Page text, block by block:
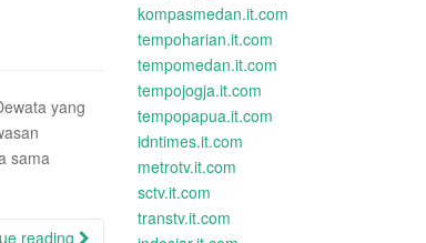
yang
sama
reading
kompasmedan.it.com
tempoharian.it.com
tempomedan.it.com
tempojogja.it.com
tempopapua.it.com
idntimes.it.com
metrotv.it.com
sctv.it.com
transtv.it.com